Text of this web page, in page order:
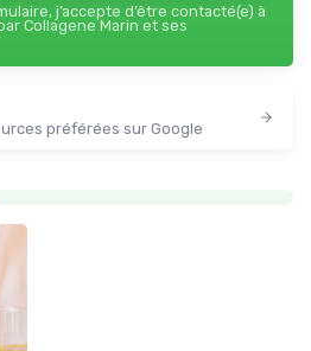
j’accepte d’être contacté(e) à
Collagene Marin et ses
préférées sur Google